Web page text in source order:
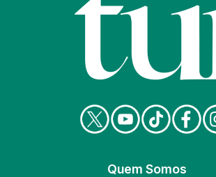
Quem Somos